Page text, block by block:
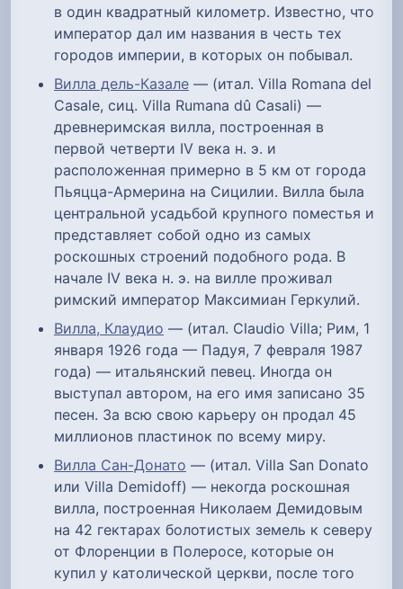
в один квадратный километр. Известно, что
император дал им названия в честь тех
городов империи, в которых он побывал.
Вилла дель-Казале — (итал. Villa Romana del
Casale, сиц. Villa Rumana dû Casali) —
древнеримская вилла, построенная в
первой четверти IV века н. э. и
расположенная примерно в 5 км от города
Пьяцца-Армерина на Сицилии. Вилла была
центральной усадьбой крупного поместья и
представляет собой одно из самых
роскошных строений подобного рода. В
начале IV века н. э. на вилле проживал
римский император Максимиан Геркулий.
Вилла, Клаудио — (итал. Claudio Villa; Рим, 1
января 1926 года — Падуя, 7 февраля 1987
года) — итальянский певец. Иногда он
выступал автором, на его имя записано 35
песен. За всю свою карьеру он продал 45
миллионов пластинок по всему миру.
Вилла Сан-Донато — (итал. Villa San Donato
или Villa Demidoff) — некогда роскошная
вилла, построенная Николаем Демидовым
на 42 гектарах болотистых земель к северу
от Флоренции в Полеросе, которые он
купил у католической церкви, после того